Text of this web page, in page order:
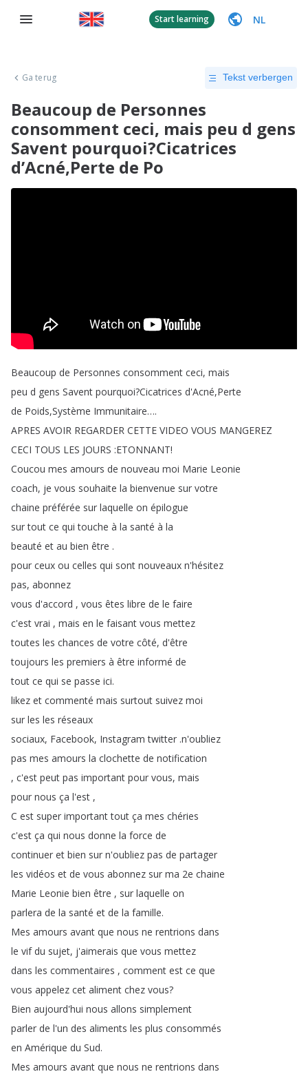
Start learning NL
Ga terug Tekst verbergen
Beaucoup de Personnes
consomment ceci, mais peu d gens
Savent pourquoi?Cicatrices
d’Acné,Perte de Po
Beaucoup de Personnes consomment ceci, mais
peu d gens Savent pourquoi?Cicatrices d'Acné,Perte
de Poids,Système Immunitaire….
APRES AVOIR REGARDER CETTE VIDEO VOUS MANGEREZ
CECI TOUS LES JOURS :ETONNANT!
Coucou mes amours de nouveau moi Marie Leonie
coach, je vous souhaite la bienvenue sur votre
chaine préférée sur laquelle on épilogue
sur tout ce qui touche à la santé à la
beauté et au bien être .
pour ceux ou celles qui sont nouveaux n'hésitez
pas, abonnez
vous d'accord , vous êtes libre de le faire
c'est vrai , mais en le faisant vous mettez
toutes les chances de votre côté, d'être
toujours les premiers à être informé de
tout ce qui se passe ici.
likez et commenté mais surtout suivez moi
sur les les réseaux
sociaux, Facebook, Instagram twitter .n'oubliez
pas mes amours la clochette de notification
, c'est peut pas important pour vous, mais
pour nous ça l'est ,
C est super important tout ça mes chéries
c'est ça qui nous donne la force de
continuer et bien sur n'oubliez pas de partager
les vidéos et de vous abonnez sur ma 2e chaine
Marie Leonie bien être , sur laquelle on
parlera de la santé et de la famille.
Mes amours avant que nous ne rentrions dans
le vif du sujet, j'aimerais que vous mettez
dans les commentaires , comment est ce que
vous appelez cet aliment chez vous?
Bien aujourd'hui nous allons simplement
parler de l'un des aliments les plus consommés
en Amérique du Sud.
Mes amours avant que nous ne rentrions dans